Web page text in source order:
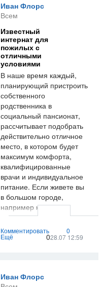
легкостью приобрести
медицинское
заключение? Конечно же,
если вы решение примете
выбрать проект
MosMedCenter!
Основное достоинство
заказа справки о
состоянии здоровья в
нашей компании, конечно
же это скорость
получения, а так же
комфорт. К примеру если
решение примете
заказать медсправку в
нашей фирме, значит вы
можете сразу после
обращения получить
справку от врача на руки,
а это сэкономит немало
этого не понадобится
ждать в очередях, мы с
Цены на медицинской
Иван Флорс
Всем
Известный
интернат для
пожилых с
отличными
условиями
В наше время каждый,
планирующий пристроить
собственного
родственника в
социальный пансионат,
рассчитывает подобрать
действительно отличное
место, в котором будет
максимум комфорта,
квалифицированные
врачи и индивидуальное
питание. Если живете вы
в большом городе,
например как
Красноярске, Саратове,
Москве или Тюмени, то
домов престарелых там в
израсходовать массу
Комментировать 0
Ещё 028.07 12:59
Иван Флорс